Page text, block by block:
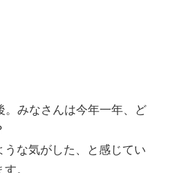
。みなさんは今年一年、ど
な気がした、と感じてい
。